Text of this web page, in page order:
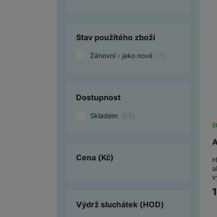
Ventilátory
Počítače a notebooky
Péče o zdraví a tělo
Příslušenství
Vrácené zboží
Stav použitého zboží
Zánovní - jako nové (1 )
Dostupnost
Skladem (15)
Cena (Kč)
Výdrž sluchátek (HOD)